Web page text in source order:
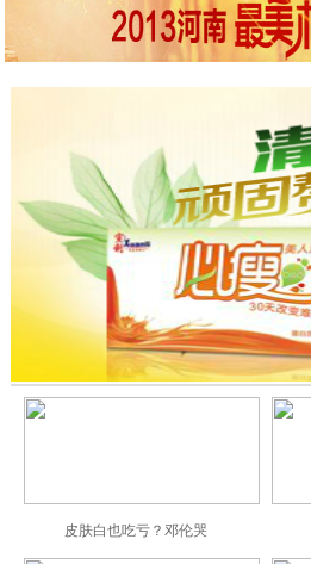
皮肤白也吃亏？邓伦哭